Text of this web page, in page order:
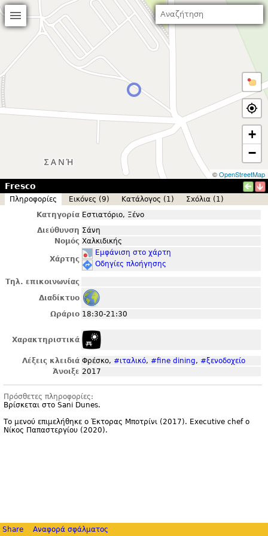
+
−
©OpenStreetMap
Fresco
Πληροφορίες Εικόνες (9) Κατάλογος (1)
Σxόλια (1)
Κατηγορία Εστιατόριο, Ξένο
Διεύθυνση Σάνη
Νομός Χαλκιδικής
Χάρτης
Εμφάνιση στο χάρτη
Οδηγίες πλοήγησης
Τηλ. επικοινωνίας
Διαδίκτυο
Ωράριο 18:30-21:30
Χαρακτηριστικά
Λέξεις κλειδιά Φρέσκο, #ιταλικό, #fine dining, #ξενοδοχείο
Άνοιξε 2017
Πρόσθετες πληροφορίες:
Βρίσκεται στο Sani Dunes.
Το μενού επιμελήθηκε ο Έκτορας Μποτρίνι (2017). Executive chef ο
Νίκος Παπαστεργίου (2020).
Share Αναφορά σφάλματος